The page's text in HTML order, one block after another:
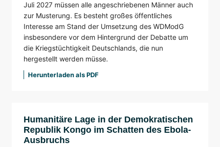
Juli 2027 müssen alle angeschriebenen Männer auch
zur Musterung. Es besteht großes öffentliches
Interesse am Stand der Umsetzung des WDModG
insbesondere vor dem Hintergrund der Debatte um
die Kriegstüchtigkeit Deutschlands, die nun
hergestellt werden müsse.
Herunterladen als PDF
Humanitäre Lage in der Demokratischen
Republik Kongo im Schatten des Ebola-
Ausbruchs